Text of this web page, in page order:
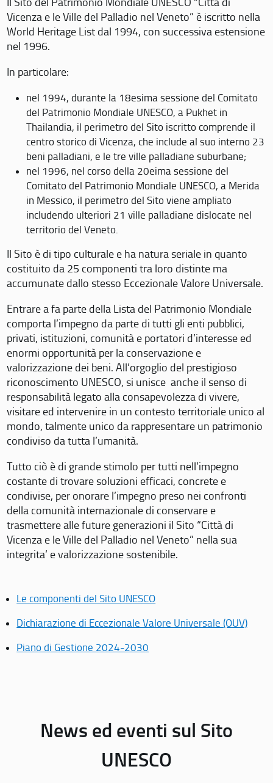
Vicenza e le Ville del Palladio nel Veneto” è iscritto nella
World Heritage List dal 1994, con successiva estensione
nel 1996.
In particolare:
nel 1994, durante la 18esima sessione del Comitato
del Patrimonio Mondiale UNESCO, a Pukhet in
Thailandia, il perimetro del Sito iscritto comprende il
centro storico di Vicenza, che include al suo interno 23
beni palladiani, e le tre ville palladiane suburbane;
nel 1996, nel corso della 20eima sessione del
Comitato del Patrimonio Mondiale UNESCO, a Merida
in Messico, il perimetro del Sito viene ampliato
includendo ulteriori 21 ville palladiane dislocate nel
territorio del Veneto.
Il Sito è di tipo culturale e ha natura seriale in quanto
costituito da 25 componenti tra loro distinte ma
accumunate dallo stesso Eccezionale Valore Universale.
Entrare a fa parte della Lista del Patrimonio Mondiale
comporta l’impegno da parte di tutti gli enti pubblici,
privati, istituzioni, comunità e portatori d’interesse ed
enormi opportunità per la conservazione e
valorizzazione dei beni. All’orgoglio del prestigioso
riconoscimento UNESCO, si unisce anche il senso di
responsabilità legato alla consapevolezza di vivere,
visitare ed intervenire in un contesto territoriale unico al
mondo, talmente unico da rappresentare un patrimonio
condiviso da tutta l’umanità.
Tutto ciò è di grande stimolo per tutti nell’impegno
costante di trovare soluzioni efficaci, concrete e
condivise, per onorare l’impegno preso nei confronti
della comunità internazionale di conservare e
trasmettere alle future generazioni il Sito “Città di
Vicenza e le Ville del Palladio nel Veneto” nella sua
integrita’ e valorizzazione sostenibile.
Le componenti del Sito UNESCO
Dichiarazione di Eccezionale Valore Universale (OUV)
Piano di Gestione 2024-2030
News ed eventi sul Sito
UNESCO